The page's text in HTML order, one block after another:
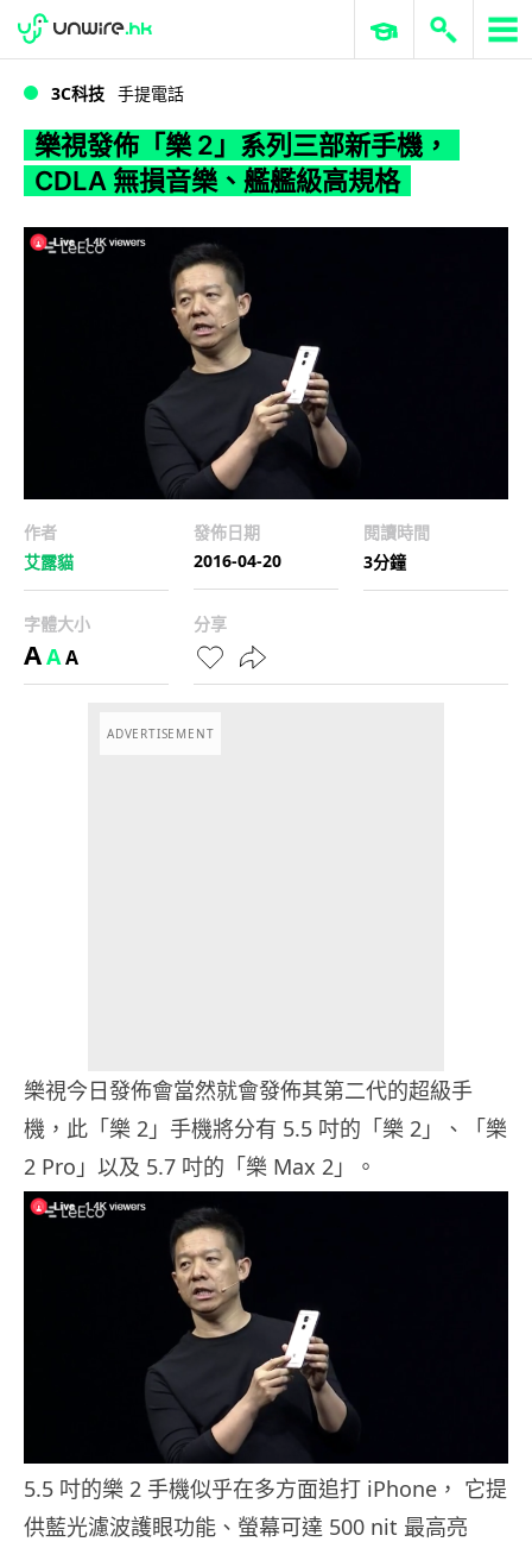
WWDC 2026 ERP 與商業 AI
3C科技 手提電話
樂視發佈「樂 2」系列三部新手機，
CDLA 無損音樂、艦艦級高規格
作者
艾露貓
發佈日期
2016-04-20
閱讀時間
3分鐘
字體大小
AAA
分享
ADVERTISEMENT
樂視今日發佈會當然就會發佈其第二代的超級手
機，此「樂 2」手機將分有 5.5 吋的「樂 2」、「樂
2 Pro」以及 5.7 吋的「樂 Max 2」。
5.5 吋的樂 2 手機似乎在多方面追打 iPhone， 它提
供藍光濾波護眼功能、螢幕可達 500 nit 最高亮